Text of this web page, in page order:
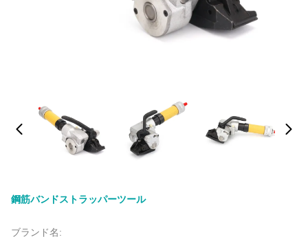
鋼筋バンドストラッパーツール
ブランド名: